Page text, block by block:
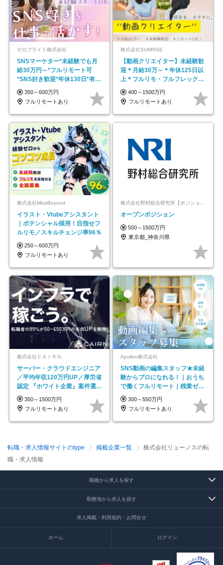
ゼロプライド株式会社
SNSマーケター*未経験でも月
給30万円～*フルリモート可
*SNS好き歓迎*年休130日*有休
取得率100%
350～600万円
フルリモートあり
株式会社SUNRISE
【動画クリエイター】未経験歓
迎＊月給30万～＊年休125日以
上＊フルリモ・フルフレックス
◆10名の採用が決定◆
400～1500万円
フルリモートあり
株式会社MiraiBeyond
イラスト・Vtubeアシスタント
｜ポテンシャル採用！目指せフ
ルリモ／スキルチェンジ率96％
250～600万円
フルリモートあり
株式会社野村総合研究所【ポジションマッチ登録】
オープンポジション
500～1500万円
東京都_神奈川県
株式会社ＣＡＩＲＮ
サーバー・クラウドエンジニア
／平均年収120万円UP／厚労省
認定 『ホワイト企業』案件選択
制度／年休129日
350～1500万円
フルリモートあり
Apollon株式会社
SNS動画の編集スタッフ★未経
験からプロになれる！｜おうち
で働くフルリモート｜残業ゼロ
で18時退勤◎
300～550万円
フルリモートあり
転職・求人情報サイトのtype 掲載企業一覧
株式会社リューノスの転
職・求人情報
職種から求人を探す
勤務地から求人を探す
求人掲載・利用規約・お問合せ
ホーム ログイン